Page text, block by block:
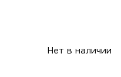
Нет в наличии